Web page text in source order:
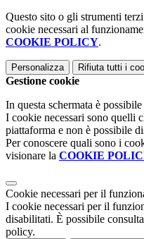
Questo sito o gli strumenti
cookie necessari al
COOKIE POLICY.
Personalizza Rifiuta tutti i
Gestione cookie
In questa schermata è
I cookie necessari sono quelli
piattaforma e non è possibile
Per conoscere quali sono i
visionare la COOKIE
Cookie necessari per il
I cookie necessari per il
disabilitati. È possibile
policy.